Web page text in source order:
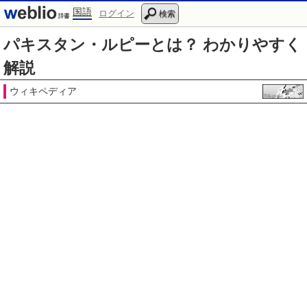
国語 ログイン 検索
パキスタン・ルピーとは？ わかりやすく
解説
ウィキペディア